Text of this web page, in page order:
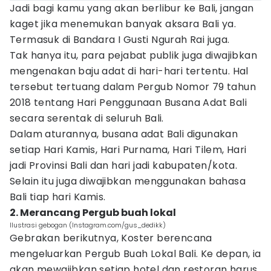
Jadi bagi kamu yang akan berlibur ke Bali, jangan
kaget jika menemukan banyak aksara Bali ya.
Termasuk di Bandara I Gusti Ngurah Rai juga.
Tak hanya itu, para pejabat publik juga diwajibkan
mengenakan baju adat di hari-hari tertentu. Hal
tersebut tertuang dalam Pergub Nomor 79 tahun
2018 tentang Hari Penggunaan Busana Adat Bali
secara serentak di seluruh Bali.
Dalam aturannya, busana adat Bali digunakan
setiap Hari Kamis, Hari Purnama, Hari Tilem, Hari
jadi Provinsi Bali dan hari jadi kabupaten/kota.
Selain itu juga diwajibkan menggunakan bahasa
Bali tiap hari Kamis.
2. Merancang Pergub buah lokal
Ilustrasi gebogan (Instagram.com/gus_dedikk)
Gebrakan berikutnya, Koster berencana
mengeluarkan Pergub Buah Lokal Bali. Ke depan, ia